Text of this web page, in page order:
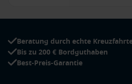
Beratung durch echte
Bis zu 200 € Bordguthaben
Best-Preis-Garantie